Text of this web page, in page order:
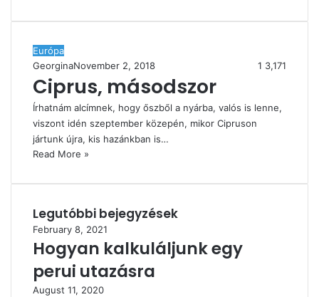
Európa
GeorginaNovember 2, 2018 1 3,171
Ciprus, másodszor
Írhatnám alcímnek, hogy őszből a nyárba, valós is lenne,
viszont idén szeptember közepén, mikor Cipruson
jártunk újra, kis hazánkban is…
Read More »
Legutóbbi bejegyzések
February 8, 2021
Hogyan kalkuláljunk egy
perui utazásra
August 11, 2020